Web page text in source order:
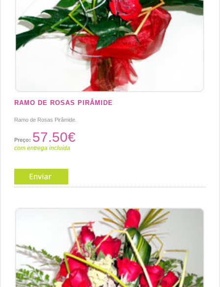
RAMO DE ROSAS PIRÂMIDE
Ramo de Rosas Pirâmide.
Preço: 57.50€
com entrega incluída